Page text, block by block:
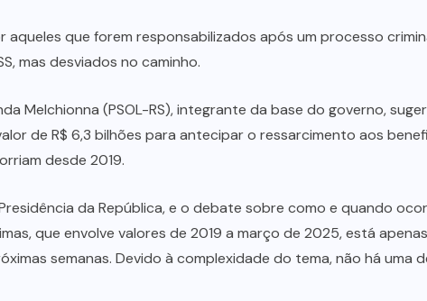
que forem responsabilizados após um processo
mas desviados no caminho.
Melchionna (PSOL-RS), integrante da base do governo,
de R$ 6,3 bilhões para antecipar o ressarcimento aos
desde 2019.
da República, e o debate sobre como e quando
que envolve valores de 2019 a março de 2025, está
semanas. Devido à complexidade do tema, não há uma